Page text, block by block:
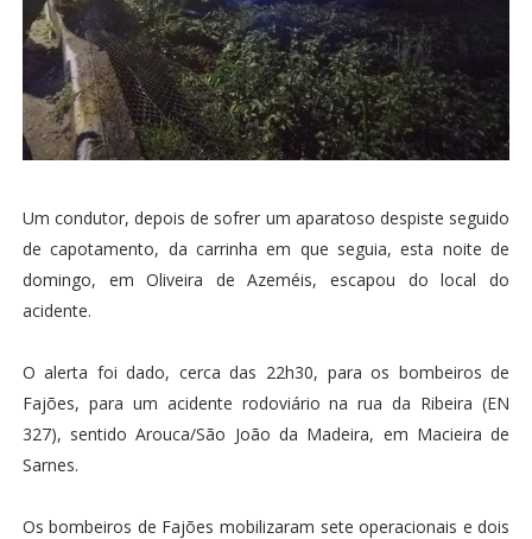
Um condutor, depois de sofrer um aparatoso despiste seguido
de capotamento, da carrinha em que seguia, esta noite de
domingo, em Oliveira de Azeméis, escapou do local do
acidente.
O alerta foi dado, cerca das 22h30, para os bombeiros de
Fajões, para um acidente rodoviário na rua da Ribeira (EN
327), sentido Arouca/São João da Madeira, em Macieira de
Sarnes.
Os bombeiros de Fajões mobilizaram sete operacionais e dois